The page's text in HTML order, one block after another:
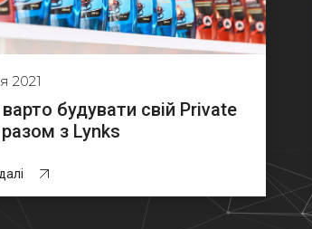
2021
будувати свій Private
з Lynks